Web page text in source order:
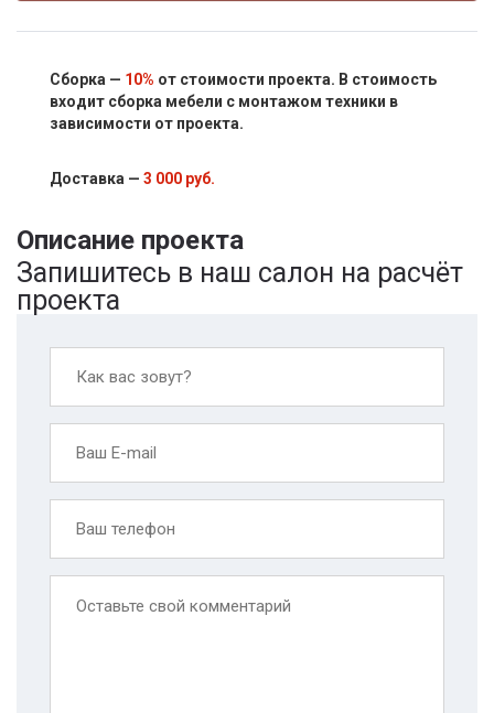
Сборка — 10% от стоимости проекта. В стоимость
входит сборка мебели с монтажом техники в
зависимости от проекта.
Доставка — 3 000 руб.
Описание проекта
Запишитесь в наш салон на расчёт
проекта